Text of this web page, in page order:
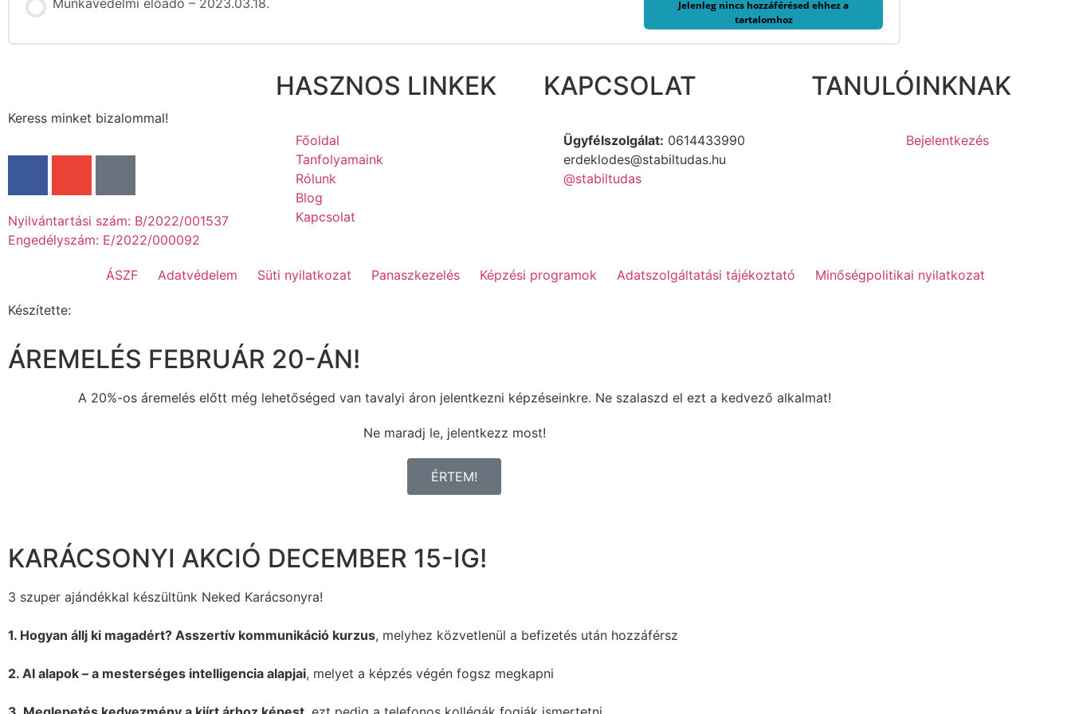
Munkavédelmi előadó – 2023.03.18.
Jelenleg nincs hozzáférésed ehhez a
tartalomhoz
Keress minket bizalommal!
Nyilvántartási szám: B/2022/001537
Engedélyszám: E/2022/000092
HASZNOS LINKEK
Főoldal
Tanfolyamaink
Rólunk
Blog
Kapcsolat
KAPCSOLAT
Ügyfélszolgálat: 0614433990
erdeklodes@stabiltudas.hu
@stabiltudas
TANULÓINKNAK
Bejelentkezés
ÁSZF Adatvédelem Süti nyilatkozat Panaszkezelés Képzési programok Adatszolgáltatási tájékoztató Minőségpolitikai nyilatkozat
Készítette:
ÁREMELÉS FEBRUÁR 20-ÁN!
A 20%-os áremelés előtt még lehetőséged van tavalyi áron jelentkezni képzéseinkre. Ne szalaszd el ezt a kedvező alkalmat!
Ne maradj le, jelentkezz most!
ÉRTEM!
KARÁCSONYI AKCIÓ DECEMBER 15-IG!
3 szuper ajándékkal készültünk Neked Karácsonyra!
1. Hogyan állj ki magadért? Asszertív kommunikáció kurzus, melyhez közvetlenül a befizetés után hozzáférsz
2. AI alapok – a mesterséges intelligencia alapjai, melyet a képzés végén fogsz megkapni